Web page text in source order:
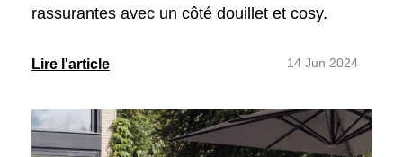
rassurantes avec un côté douillet et cosy.
Lire l'article 14 Jun 2024